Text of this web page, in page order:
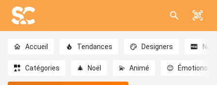
Accueil Tendances Designers
Catégories 🎄 Noël 💫 Animé 😊 Émotions